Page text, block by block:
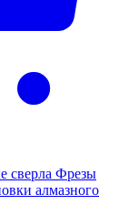
сверла Фрезы
алмазного